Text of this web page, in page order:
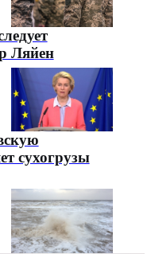
Ляйен
сухогрузы